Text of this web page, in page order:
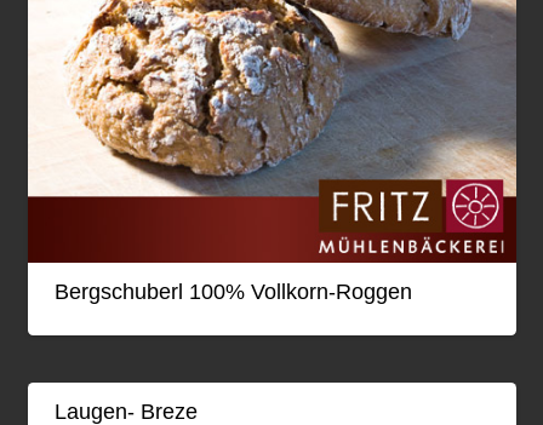
Bergschuberl 100% Vollkorn-Roggen
Laugen- Breze